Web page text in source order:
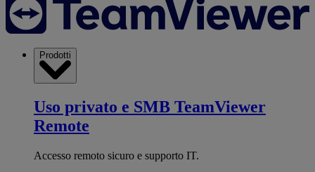
Prodotti
Uso privato e SMB TeamViewer
Remote
Accesso remoto sicuro e supporto IT.